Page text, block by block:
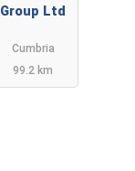
Group Ltd
Cumbria
99.2 km